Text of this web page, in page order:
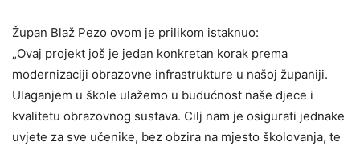
Župan Blaž Pezo ovom je prilikom istaknuo:
„Ovaj projekt još je jedan konkretan korak prema
modernizaciji obrazovne infrastrukture u našoj županiji.
Ulaganjem u škole ulažemo u budućnost naše djece i
kvalitetu obrazovnog sustava. Cilj nam je osigurati jednake
uvjete za sve učenike, bez obzira na mjesto školovanja, te